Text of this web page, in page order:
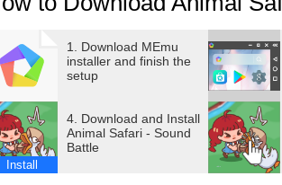
1. Download MEmu
installer and finish the
setup
Install
4. Download and Install
Animal Safari - Sound
Battle